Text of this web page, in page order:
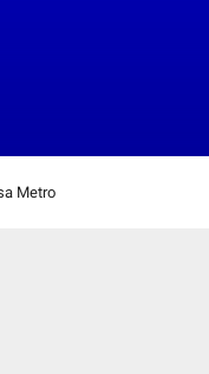
Metro